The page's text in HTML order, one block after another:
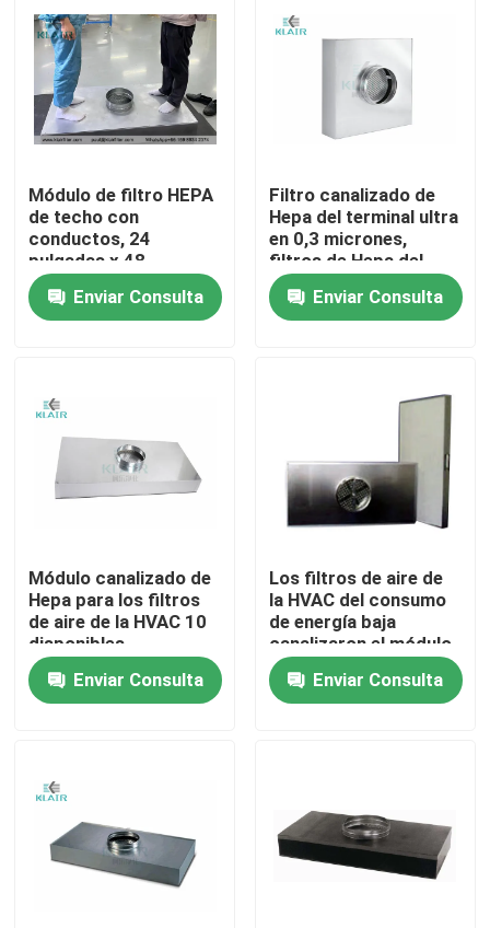
Hogar
Sobre nosotros
Viaje de la fábrica
Control de calidad
Éntrenos en contacto con
Pida una cita
filtros de aire del bolso
Filtros de aire de la HVAC
Módulo de filtro HEPA
de techo con
conductos, 24
pulgadas x 48
pulgadas, tipo de
superficie transitable
Enviar Consulta
Filtro canalizado de
Hepa del terminal ultra
en 0,3 micrones,
filtros de Hepa del
sitio limpio
Enviar Consulta
Módulo canalizado de
Hepa para los filtros
de aire de la HVAC 10
disponibles
resistentes a la
corrosión/12
pulgadas
Enviar Consulta
Los filtros de aire de
la HVAC del consumo
de energía baja
canalizaron el módulo
terminal de Hepa
Enviar Consulta